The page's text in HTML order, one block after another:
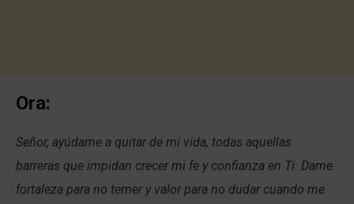
Ora:
Señor, ayúdame a quitar de mi vida, todas aquellas
barreras que impidan crecer mi fe y confianza en Ti. Dame
fortaleza para no temer y valor para no dudar cuando me